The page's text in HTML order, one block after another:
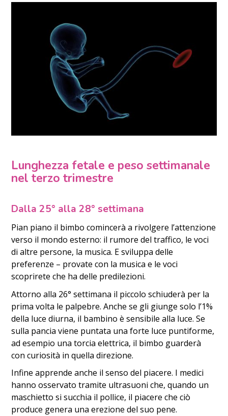
Lunghezza fetale e peso settimanale
nel terzo trimestre
Dalla 25° alla 28° settimana
Pian piano il bimbo comincerà a rivolgere l’attenzione
verso il mondo esterno: il rumore del traffico, le voci
di altre persone, la musica. E sviluppa delle
preferenze – provate con la musica e le voci
scoprirete che ha delle predilezioni.
Attorno alla 26° settimana il piccolo schiuderà per la
prima volta le palpebre. Anche se gli giunge solo l’1%
della luce diurna, il bambino è sensibile alla luce. Se
sulla pancia viene puntata una forte luce puntiforme,
ad esempio una torcia elettrica, il bimbo guarderà
con curiosità in quella direzione.
Infine apprende anche il senso del piacere. I medici
hanno osservato tramite ultrasuoni che, quando un
maschietto si succhia il pollice, il piacere che ciò
produce genera una erezione del suo pene.